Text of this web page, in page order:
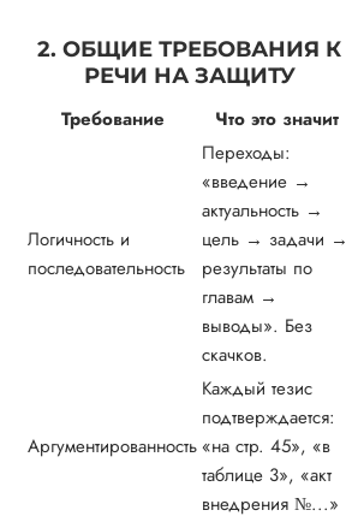
2. ОБЩИЕ ТРЕБОВАНИЯ К
РЕЧИ НА ЗАЩИТУ
Требование Что это значит
Логичность и
последовательность
Переходы:
«введение →
актуальность →
цель → задачи →
результаты по
главам →
выводы». Без
скачков.
Аргументированность
Каждый тезис
подтверждается:
«на стр. 45», «в
таблице 3», «акт
внедрения №...»